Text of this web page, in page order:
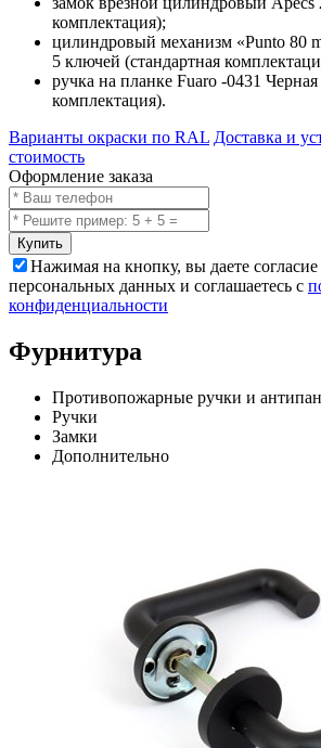
комплектация);
цилиндровый механизм «Punto 80
5 ключей (стандартная
ручка на планке Fuaro -0431 Черная
комплектация).
Варианты окраски по RAL Доставка и
стоимость
Оформление заказа
Купить
Нажимая на кнопку, вы даете
персональных данных и соглашаетесь с
конфиденциальности
Фурнитура
Противопожарные ручки и
Ручки
Замки
Дополнительно